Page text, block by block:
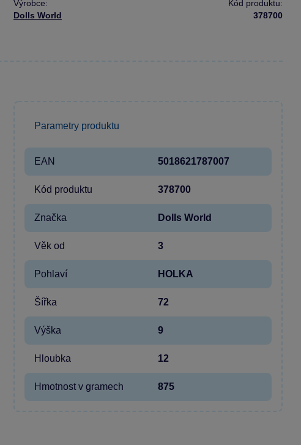
Výrobce:
Dolls World
Kód produktu:
378700
Parametry produktu
EAN 5018621787007
Kód produktu 378700
Značka Dolls World
Věk od 3
Pohlaví HOLKA
Šířka 72
Výška 9
Hloubka 12
Hmotnost v gramech 875